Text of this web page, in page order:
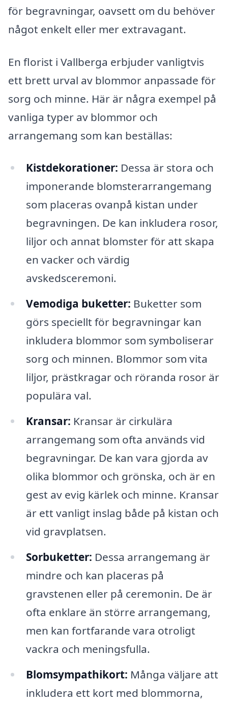
för begravningar, oavsett om du behöver
något enkelt eller mer extravagant.
En florist i Vallberga erbjuder vanligtvis
ett brett urval av blommor anpassade för
sorg och minne. Här är några exempel på
vanliga typer av blommor och
arrangemang som kan beställas:
Kistdekorationer: Dessa är stora och
imponerande blomsterarrangemang
som placeras ovanpå kistan under
begravningen. De kan inkludera rosor,
liljor och annat blomster för att skapa
en vacker och värdig
avskedsceremoni.
Vemodiga buketter: Buketter som
görs speciellt för begravningar kan
inkludera blommor som symboliserar
sorg och minnen. Blommor som vita
liljor, prästkragar och röranda rosor är
populära val.
Kransar: Kransar är cirkulära
arrangemang som ofta används vid
begravningar. De kan vara gjorda av
olika blommor och grönska, och är en
gest av evig kärlek och minne. Kransar
är ett vanligt inslag både på kistan och
vid gravplatsen.
Sorbuketter: Dessa arrangemang är
mindre och kan placeras på
gravstenen eller på ceremonin. De är
ofta enklare än större arrangemang,
men kan fortfarande vara otroligt
vackra och meningsfulla.
Blomsympathikort: Många väljare att
inkludera ett kort med blommorna,